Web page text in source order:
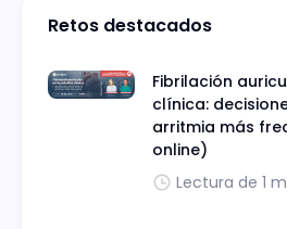
Retos destacados
Fibrilación
clínica:
arritmia más
online)
Lectura de 1